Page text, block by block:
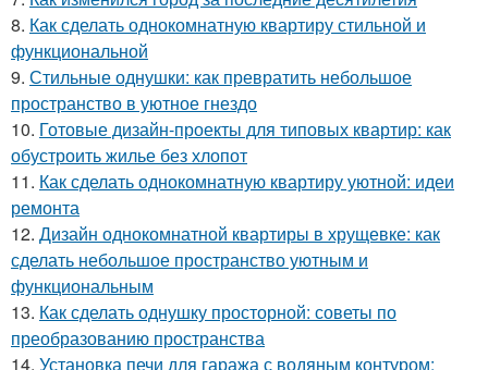
8. Как сделать однокомнатную квартиру стильной и
функциональной
9. Стильные однушки: как превратить небольшое
пространство в уютное гнездо
10. Готовые дизайн-проекты для типовых квартир: как
обустроить жилье без хлопот
11. Как сделать однокомнатную квартиру уютной: идеи
ремонта
12. Дизайн однокомнатной квартиры в хрущевке: как
сделать небольшое пространство уютным и
функциональным
13. Как сделать однушку просторной: советы по
преобразованию пространства
14. Установка печи для гаража с водяным контуром: